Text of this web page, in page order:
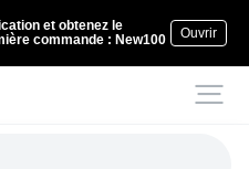
et obtenez le
commande : New100
Ouvrir